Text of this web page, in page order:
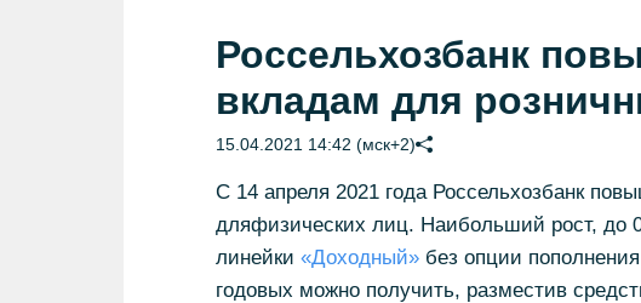
Россельхозбанк
вкладам для
15.04.2021 14:42 (мск+2)
С 14 апреля 2021 года Россельхозбанк
дляфизических лиц. Наибольший рост, до
линейки «Доходный»без опции
годовых можно получить, разместив